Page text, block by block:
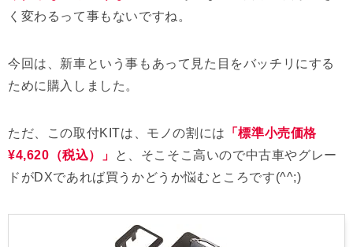
く変わるって事もないですね。
今回は、新車という事もあって見た目をバッチリにする
ために購入しました。
ただ、この取付KITは、モノの割には
「標準小売価格
¥4,620（税込）」
と、そこそこ高いので中古車やグレー
ドがDXであれば買うかどうか悩むところです(^^;)